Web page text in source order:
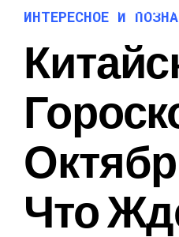
ИНТЕРЕСНОЕ И
Что